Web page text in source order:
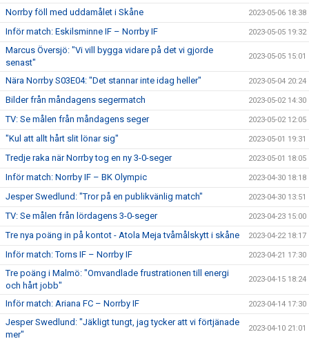
Norrby föll med uddamålet i Skåne 2023-05-06 18:38
Inför match: Eskilsminne IF – Norrby IF 2023-05-05 19:32
Marcus Översjö: "Vi vill bygga vidare på det vi gjorde
senast"
2023-05-05 15:01
Nära Norrby S03E04: "Det stannar inte idag heller" 2023-05-04 20:24
Bilder från måndagens segermatch 2023-05-02 14:30
TV: Se målen från måndagens seger 2023-05-02 12:05
"Kul att allt hårt slit lönar sig" 2023-05-01 19:31
Tredje raka när Norrby tog en ny 3-0-seger 2023-05-01 18:05
Inför match: Norrby IF – BK Olympic 2023-04-30 18:18
Jesper Swedlund: "Tror på en publikvänlig match" 2023-04-30 13:51
TV: Se målen från lördagens 3-0-seger 2023-04-23 15:00
Tre nya poäng in på kontot - Atola Meja tvåmålskytt i skåne 2023-04-22 18:17
Inför match: Torns IF – Norrby IF 2023-04-21 17:30
Tre poäng i Malmö: "Omvandlade frustrationen till energi
och hårt jobb"
2023-04-15 18:24
Inför match: Ariana FC – Norrby IF 2023-04-14 17:30
Jesper Swedlund: "Jäkligt tungt, jag tycker att vi förtjänade
mer"
2023-04-10 21:01